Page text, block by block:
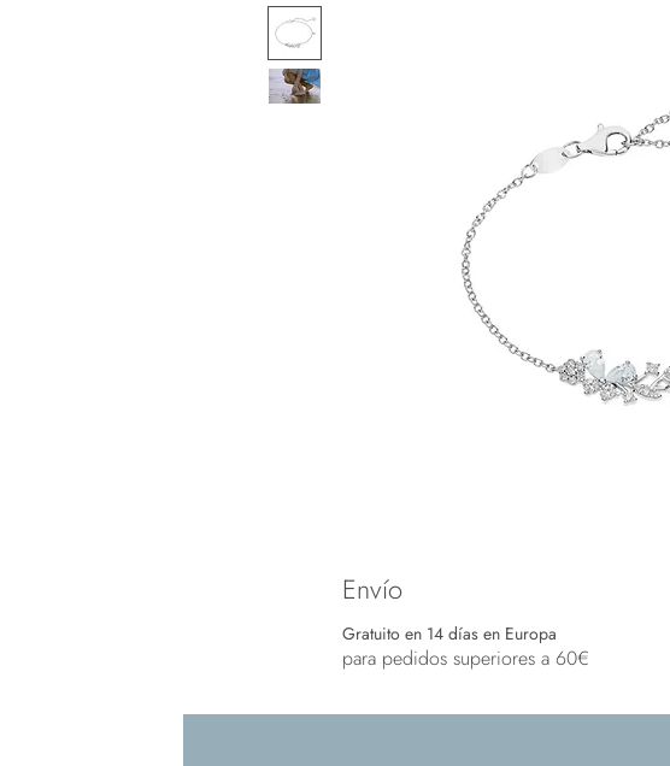
Envío
Gratuito en 14 días en Europa
para pedidos superiores a 60€